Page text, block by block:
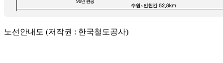
노선안내도 (저작권 : 한국철도공사)